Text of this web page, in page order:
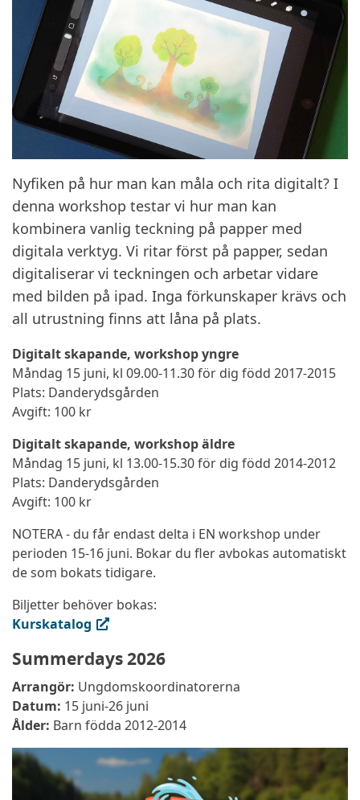
Nyfiken på hur man kan måla och rita digitalt? I
denna workshop testar vi hur man kan
kombinera vanlig teckning på papper med
digitala verktyg. Vi ritar först på papper, sedan
digitaliserar vi teckningen och arbetar vidare
med bilden på ipad. Inga förkunskaper krävs och
all utrustning finns att låna på plats.
Digitalt skapande, workshop yngre
Måndag 15 juni, kl 09.00-11.30 för dig född 2017-2015
Plats: Danderydsgården
Avgift: 100 kr
Digitalt skapande, workshop äldre
Måndag 15 juni, kl 13.00-15.30 för dig född 2014-2012
Plats: Danderydsgården
Avgift: 100 kr
NOTERA - du får endast delta i EN workshop under
perioden 15-16 juni. Bokar du fler avbokas automatiskt
de som bokats tidigare.
Biljetter behöver bokas:
Kurskatalog
(extern länk, öppnas i ny flik)
Summerdays 2026
Arrangör: Ungdomskoordinatorerna
Datum: 15 juni-26 juni
Ålder: Barn födda 2012-2014